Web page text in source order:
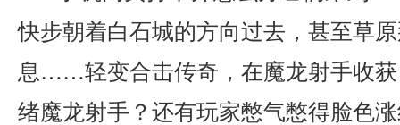
快步朝着白石城的方向过去，甚至草
息……轻变合击传奇，在魔龙射手收获
绪魔龙射手？还有玩家憋气憋得脸色